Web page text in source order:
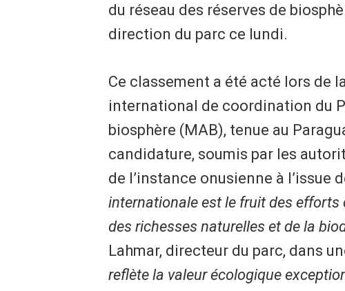
du réseau des réserves de
direction du parc ce lundi.
Ce classement a été acté lors de
international de coordination du
biosphère (MAB), tenue au
candidature, soumis par les
de l’instance onusienne à l’issue
internationale est le fruit des
des richesses naturelles et de la
Lahmar, directeur du parc, dans
reflète la valeur écologique